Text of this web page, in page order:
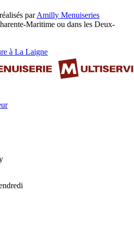
parAmilly Menuiseries
Maritime ou dans les Deux-
à La Laigne